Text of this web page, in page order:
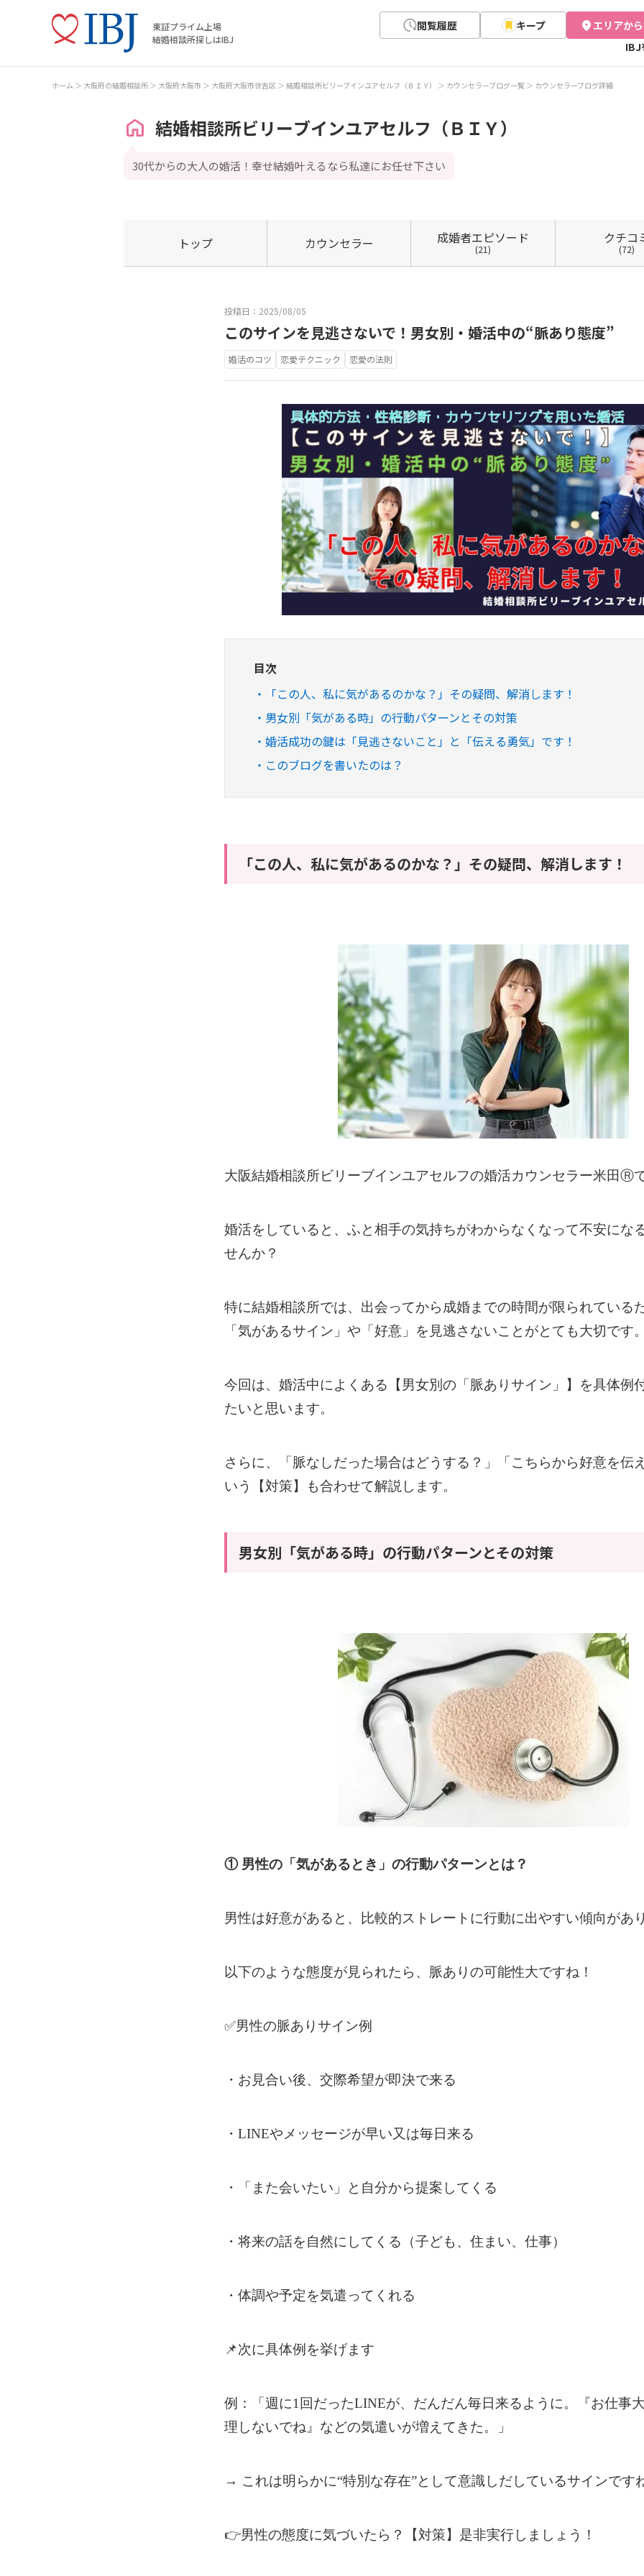
東証プライム上場
結婚相談所探しはIBJ
閲覧履歴 キープ
エリアか
IBJ
ホーム 大阪府の結婚相談所 大阪府大阪市 大阪府大阪市住吉区 結婚相談所ビリーブインユアセルフ（ＢＩＹ） カウンセラーブログ一覧 カウンセラーブログ詳細
結婚相談所ビリーブインユアセルフ（ＢＩＹ）
30代からの大人の婚活！幸せ結婚叶えるなら私達にお任せ下さい
トップ カウンセラー 成婚者エピソード
(21)
クチコ
(72)
投稿日：2025/08/05
このサインを見逃さないで！男女別・婚活中の“脈あり態度”
婚活のコツ 恋愛テクニック 恋愛の法則
目次
「この人、私に気があるのかな？」その疑問、解消します！
男女別「気がある時」の行動パターンとその対策
婚活成功の鍵は「見逃さないこと」と「伝える勇気」です！
このブログを書いたのは？
「この人、私に気があるのかな？」その疑問、解消します！
大阪結婚相談所ビリーブインユアセルフの婚活カウンセラー米田Ⓡ
婚活をしていると、ふと相手の気持ちがわからなくなって不安にな
せんか？
特に結婚相談所では、出会ってから成婚までの時間が限られている
「気があるサイン」や「好意」を見逃さないことがとても大切です
今回は、婚活中によくある【男女別の「脈ありサイン」】を具体例
たいと思います。
さらに、「脈なしだった場合はどうする？」「こちらから好意を伝
いう【対策】も合わせて解説します。
男女別「気がある時」の行動パターンとその対策
① 男性の「気があるとき」の行動パターンとは？
男性は好意があると、比較的ストレートに行動に出やすい傾向があ
以下のような態度が見られたら、脈ありの可能性大ですね！
✅男性の脈ありサイン例
・お見合い後、交際希望が即決で来る
・ LINEやメッセージが早い又は毎日来る
・「また会いたい」と自分から提案してくる
・将来の話を自然にしてくる（子ども、住まい、仕事）
・体調や予定を気遣ってくれる
📌次に具体例を挙げます
例：「週に1 回だったLINEが、だんだん毎日来るように。『お仕事
理しないでね』などの気遣いが増えてきた。」
→ これは明らかに“特別な存在”として意識しだしているサインです
👉男性の態度に気づいたら？【対策】是非実行しましょう！